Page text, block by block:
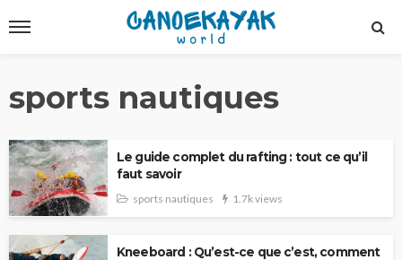
sports nautiques
Le guide complet du rafting : tout ce qu’il
faut savoir
sports nautiques 1.7k views
Kneeboard : Qu’est-ce que c’est, comment